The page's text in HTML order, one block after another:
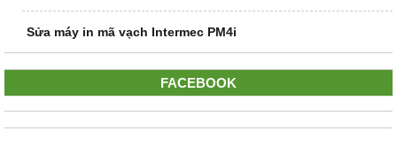
Sửa máy in mã vạch Intermec PM4i
FACEBOOK